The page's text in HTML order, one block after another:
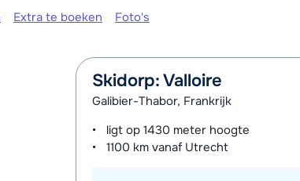
Extra te boeken Foto's
Skidorp: Valloire
Galibier-Thabor, Frankrijk
ligt op1430 meter hoogte
1100 km vanaf Utrecht